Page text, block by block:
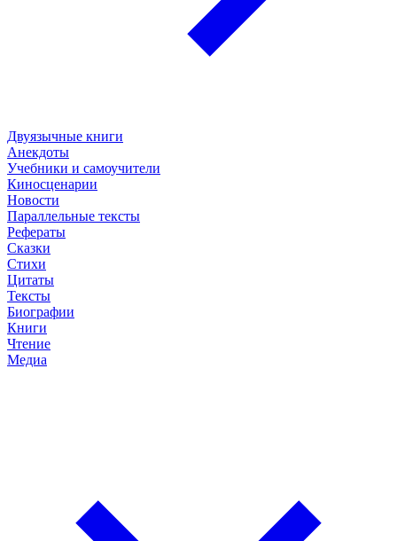
Двуязычные книги
Анекдоты
Учебники и самоучители
Киносценарии
Новости
Параллельные тексты
Рефераты
Сказки
Стихи
Цитаты
Тексты
Биографии
Книги
Чтение
Медиа